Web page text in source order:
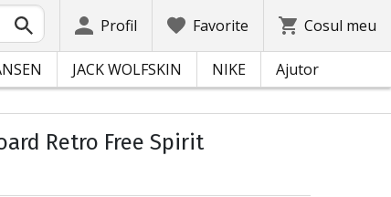
Profil Favorite Cosul meu
JACK WOLFSKIN NIKE Ajutor
Retro Free Spirit